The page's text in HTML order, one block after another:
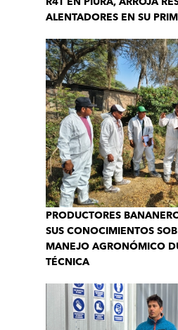
R4T EN PIURA, ARROJA
ALENTADORES EN SU
PRODUCTORES
SUS CONOCIMIENTOS
MANEJO AGRONÓMICO
TÉCNICA